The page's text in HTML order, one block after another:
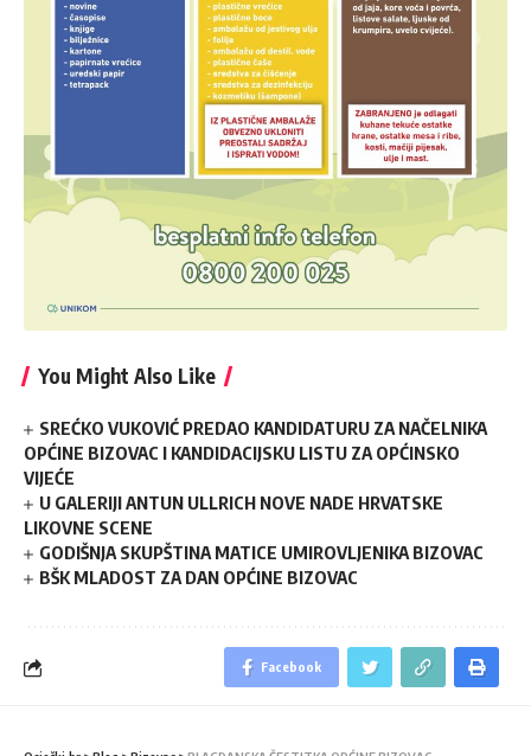
You Might Also Like
SREĆKO VUKOVIĆ PREDAO KANDIDATURU ZA NAČELNIKA
OPĆINE BIZOVAC I KANDIDACIJSKU LISTU ZA OPĆINSKO
VIJEĆE
U GALERIJI ANTUN ULLRICH NOVE NADE HRVATSKE
LIKOVNE SCENE
GODIŠNJA SKUPŠTINA MATICE UMIROVLJENIKA BIZOVAC
BŠK MLADOST ZA DAN OPĆINE BIZOVAC
Facebook